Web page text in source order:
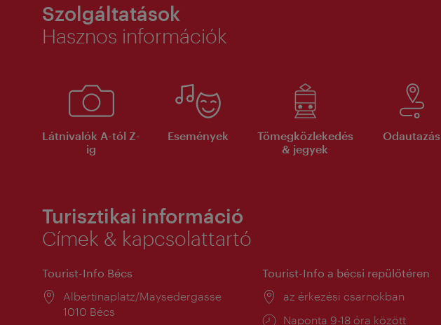
Szolgáltatások
Hasznos információk
Látnivalók A-tól Z-
ig
Események
Tömegközlekedés
& jegyek
Odautazás
Turisztikai információ
Címek & kapcsolattartó
Tourist-Info Bécs
Helyszín:
Albertinaplatz/Maysedergasse
1010 Bécs
Tourist-Info a bécsi repülőtéren
Helyszín:
az érkezési csarnokban
Nyitva
Naponta 9-18 óra között